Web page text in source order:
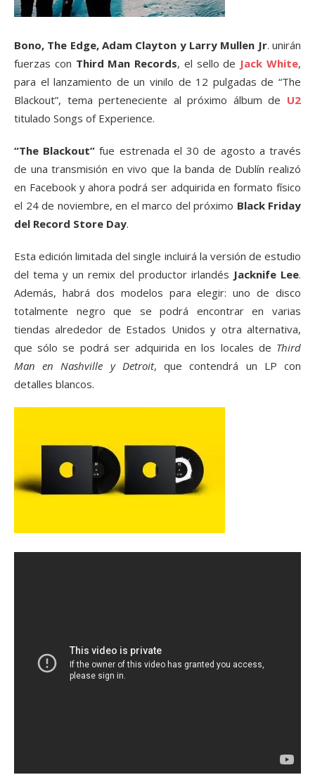
Bono, The Edge, Adam Clayton y Larry Mullen Jr. unirán
fuerzas con Third Man Records, el sello de Jack White,
para el lanzamiento de un vinilo de 12 pulgadas de “The
Blackout”, tema perteneciente al próximo álbum de U2
titulado Songs of Experience.
“The Blackout” fue estrenada el 30 de agosto a través
de una transmisión en vivo que la banda de Dublín realizó
en Facebook y ahora podrá ser adquirida en formato físico
el 24 de noviembre, en el marco del próximo Black Friday
del Record Store Day.
Esta edición limitada del single incluirá la versión de estudio
del tema y un remix del productor irlandés Jacknife Lee.
Además, habrá dos modelos para elegir: uno de disco
totalmente negro que se podrá encontrar en varias
tiendas alrededor de Estados Unidos y otra alternativa,
que sólo se podrá ser adquirida en los locales de Third
Man en Nashville y Detroit, que contendrá un LP con
detalles blancos.